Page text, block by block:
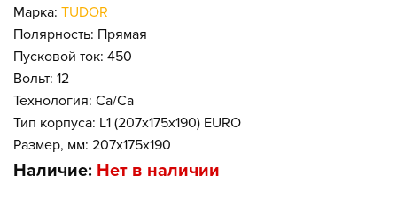
Марка: TUDOR
Полярность: Прямая
Пусковой ток: 450
Вольт: 12
Технология: Ca/Ca
Тип корпуса: L1 (207x175x190) EURO
Размер, мм: 207x175x190
Наличие: Нет в наличии